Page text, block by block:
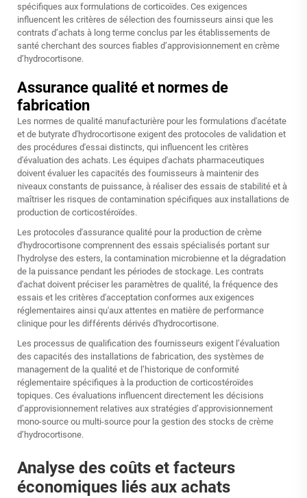
spécifiques aux formulations de corticoïdes. Ces exigences
influencent les critères de sélection des fournisseurs ainsi que les
contrats d’achats à long terme conclus par les établissements de
santé cherchant des sources fiables d’approvisionnement en crème
d’hydrocortisone.
Assurance qualité et normes de
fabrication
Les normes de qualité manufacturière pour les formulations d'acétate
et de butyrate d'hydrocortisone exigent des protocoles de validation et
des procédures d'essai distincts, qui influencent les critères
d'évaluation des achats. Les équipes d'achats pharmaceutiques
doivent évaluer les capacités des fournisseurs à maintenir des
niveaux constants de puissance, à réaliser des essais de stabilité et à
maîtriser les risques de contamination spécifiques aux installations de
production de corticostéroïdes.
Les protocoles d'assurance qualité pour la production de crème
d'hydrocortisone comprennent des essais spécialisés portant sur
l'hydrolyse des esters, la contamination microbienne et la dégradation
de la puissance pendant les périodes de stockage. Les contrats
d'achat doivent préciser les paramètres de qualité, la fréquence des
essais et les critères d'acceptation conformes aux exigences
réglementaires ainsi qu'aux attentes en matière de performance
clinique pour les différents dérivés d'hydrocortisone.
Les processus de qualification des fournisseurs exigent l’évaluation
des capacités des installations de fabrication, des systèmes de
management de la qualité et de l’historique de conformité
réglementaire spécifiques à la production de corticostéroïdes
topiques. Ces évaluations influencent directement les décisions
d’approvisionnement relatives aux stratégies d’approvisionnement
mono-source ou multi-source pour la gestion des stocks de crème
d’hydrocortisone.
Analyse des coûts et facteurs
économiques liés aux achats